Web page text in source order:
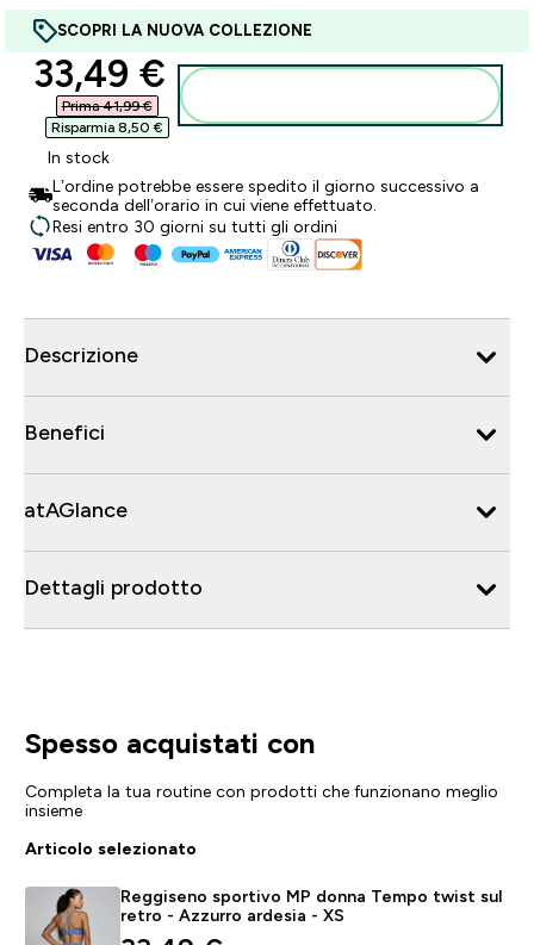
SCOPRI LA NUOVA COLLEZIONE
discounted price
33,49 €‎
Prima 41,99 €‎
Risparmia 8,50 €‎
In stock
L’ordine potrebbe essere spedito il giorno successivo a
seconda dell’orario in cui viene effettuato.
Resi entro 30 giorni su tutti gli ordini
Descrizione
Benefici
atAGlance
Dettagli prodotto
Spesso acquistati con
Completa la tua routine con prodotti che funzionano meglio
insieme
Articolo selezionato
Reggiseno sportivo MP donna Tempo twist sul
retro - Azzurro ardesia - XS